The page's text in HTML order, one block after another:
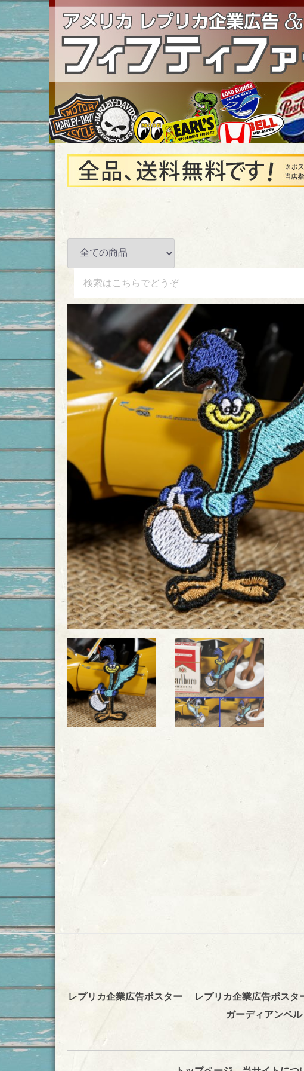
レプリカ企業広告ポスター レプリカ企業広告ポスタ
ガーディアンベル